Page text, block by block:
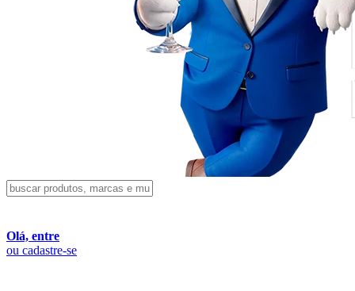
Olá, entre
ou cadastre-se